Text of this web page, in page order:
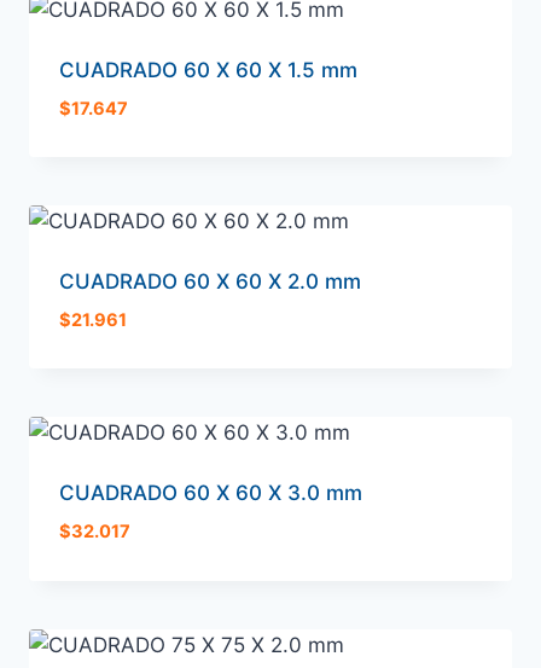
CUADRADO 60 X 60 X 1.5 mm
$17.647
CUADRADO 60 X 60 X 2.0 mm
$21.961
CUADRADO 60 X 60 X 3.0 mm
$32.017